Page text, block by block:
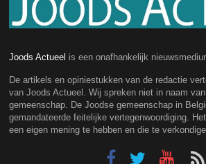
Joods Actueel is een onafhankelijk
De artikels en opiniestukken van de redactie
van Joods Actueel. Wij spreken niet in naam
gemeenschap. De Joodse gemeenschap in
gemandateerde feitelijke vertegenwoordiging.
een eigen mening te hebben en die te